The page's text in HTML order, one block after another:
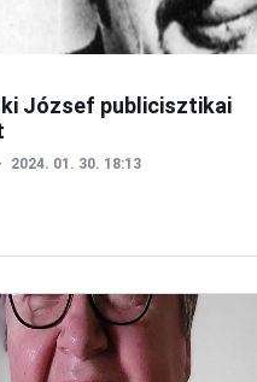
József publicisztikai
2024. 01. 30. 18:13